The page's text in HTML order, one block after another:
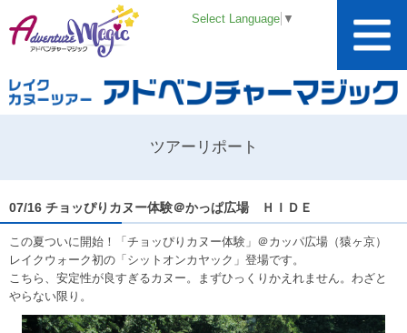
Select Language ▼
ツアーリポート
07/16 チョッぴりカヌー体験＠かっぱ広場 ＨＩＤＥ
この夏ついに開始！「チョッぴりカヌー体験」＠カッパ広場（猿ヶ京）
レイクウォーク初の「シットオンカヤック」登場です。
こちら、安定性が良すぎるカヌー。まずひっくりかえれません。わざと
やらない限り。